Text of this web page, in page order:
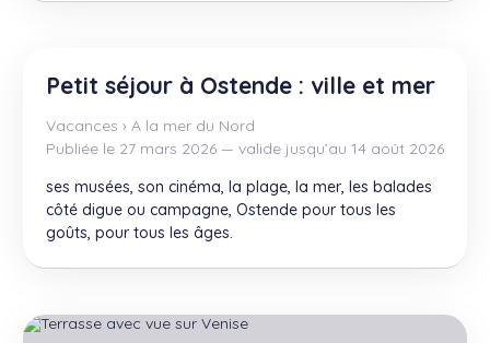
Petit séjour à Ostende : ville et mer
Vacances › A la mer du Nord
Publiée le 27 mars 2026 — valide jusqu’au 14 août 2026
ses musées, son cinéma, la plage, la mer, les balades
côté digue ou campagne, Ostende pour tous les
goûts, pour tous les âges.